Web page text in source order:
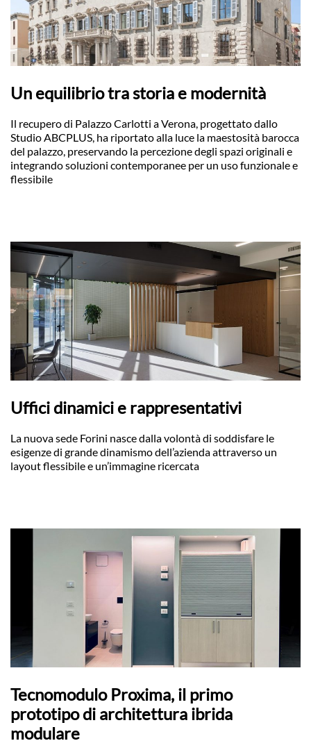
Un equilibrio tra storia e modernità
Il recupero di Palazzo Carlotti a Verona, progettato dallo
Studio ABCPLUS, ha riportato alla luce la maestosità barocca
del palazzo, preservando la percezione degli spazi originali e
integrando soluzioni contemporanee per un uso funzionale e
flessibile
Uffici dinamici e rappresentativi
La nuova sede Forini nasce dalla volontà di soddisfare le
esigenze di grande dinamismo dell’azienda attraverso un
layout flessibile e un’immagine ricercata
Tecnomodulo Proxima, il primo
prototipo di architettura ibrida
modulare